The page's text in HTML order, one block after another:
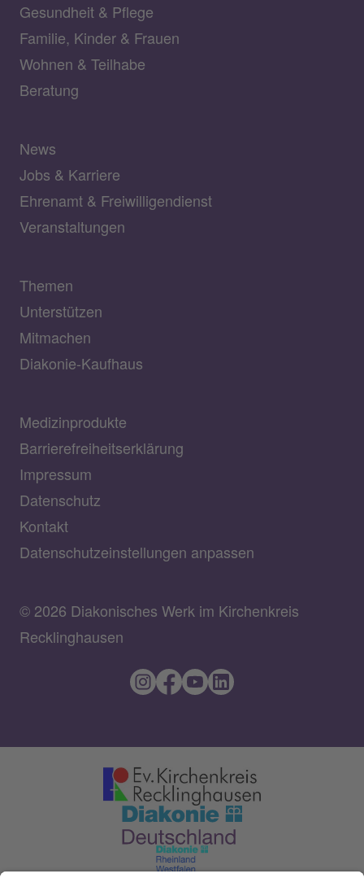
Gesundheit & Pflege
Familie, Kinder & Frauen
Wohnen & Teilhabe
Beratung
News
Jobs & Karriere
Ehrenamt & Freiwilligendienst
Veranstaltungen
Themen
Unterstützen
Mitmachen
Diakonie-Kaufhaus
Medizinprodukte
Barrierefreiheitserklärung
Impressum
Datenschutz
Kontakt
Datenschutzeinstellungen anpassen
© 2026 Diakonisches Werk im Kirchenkreis
Recklinghausen